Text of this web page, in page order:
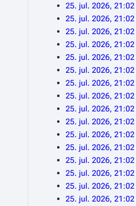
25. jul. 2026, 21:02
25. jul. 2026, 21:02
25. jul. 2026, 21:02
25. jul. 2026, 21:02
25. jul. 2026, 21:02
25. jul. 2026, 21:02
25. jul. 2026, 21:02
25. jul. 2026, 21:02
25. jul. 2026, 21:02
25. jul. 2026, 21:02
25. jul. 2026, 21:02
25. jul. 2026, 21:02
25. jul. 2026, 21:02
25. jul. 2026, 21:02
25. jul. 2026, 21:02
25. jul. 2026, 21:02